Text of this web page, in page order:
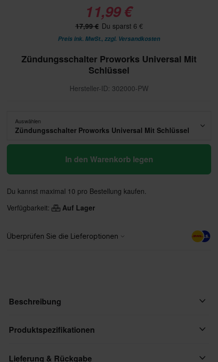
11,99 €
17,99 € Du sparst 6 €
Preis ink. MwSt., zzgl. Versandkosten
Zündungsschalter Proworks Universal Mit
Schlüssel
Hersteller-ID: 302000-PW
Auswählen
Zündungsschalter Proworks Universal Mit Schlüssel
In den Warenkorb legen
Du kannst maximal 10 pro Bestellung kaufen.
Verfügbarkeit:
Auf Lager
Beschreibung
Zündungsschalter mit Schlüssel und Anschluss für Dirt Bikes und
Produktspezifikationen
Marke
Lieferung & Rückgabe